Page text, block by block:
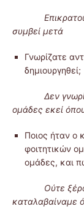
Επικρατούσε
συμβεί μετά
Γνωρίζατε
δημιουργηθεί;
Δεν
ομάδες εκεί
Ποιος ήταν ο
φοιτητικών
ομάδες, και
Ούτε ξέραμε
καταλαβαίναμε